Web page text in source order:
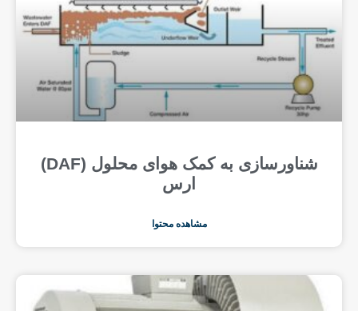
شناورسازی به کمک هوای محلول (DAF)
ارس
مشاهده محتوا